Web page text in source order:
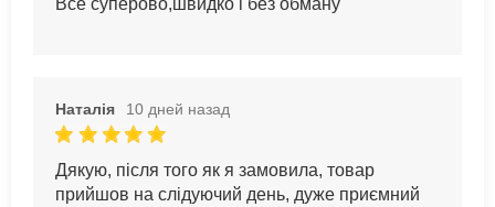
Все суперово,швидко і без обману
Наталія 10 дней назад
Дякую, після того як я замовила, товар
прийшов на слідуючий день, дуже приємний